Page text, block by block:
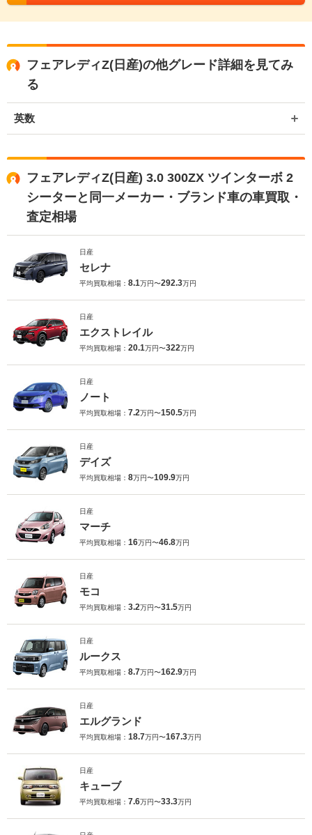
フェアレディZ(日産)の他グレード詳細を見てみ
る
英数
フェアレディZ(日産) 3.0 300ZX ツインターボ 2
シーターと同一メーカー・ブランド車の車買取・
査定相場
日産
セレナ
平均買取相場： 8.1万円〜292.3万円
日産
エクストレイル
平均買取相場： 20.1万円〜322万円
日産
ノート
平均買取相場： 7.2万円〜150.5万円
日産
デイズ
平均買取相場： 8万円〜109.9万円
日産
マーチ
平均買取相場： 16万円〜46.8万円
日産
モコ
平均買取相場： 3.2万円〜31.5万円
日産
ルークス
平均買取相場： 8.7万円〜162.9万円
日産
エルグランド
平均買取相場： 18.7万円〜167.3万円
日産
キューブ
平均買取相場： 7.6万円〜33.3万円